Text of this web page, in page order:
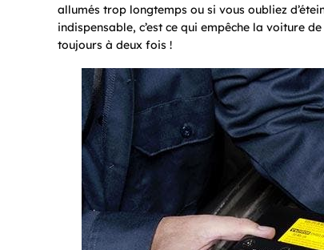
allumés trop longtemps ou si vous oubliez
indispensable, c’est ce qui empêche la voiture
toujours à deux fois !